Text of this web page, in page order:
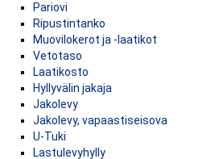
Pariovi
Ripustintanko
Muovilokerot ja -laatikot
Vetotaso
Laatikosto
Hyllyvälin jakaja
Jakolevy
Jakolevy, vapaastiseisova
U-Tuki
Lastulevyhylly